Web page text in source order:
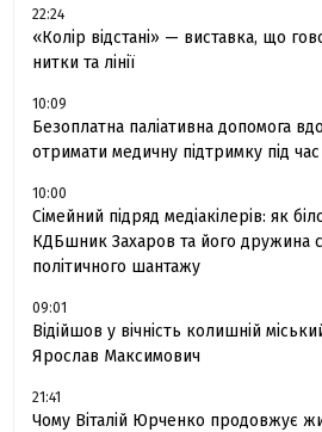
22:24
«Колір відстані» — виставка, що
нитки та лінії
10:09
Безоплатна паліативна допомога
отримати медичну підтримку під
10:00
Сімейний підряд медіакілерів: як
КДБшник Захаров та його дружина
політичного шантажу
09:01
Відійшов у вічність колишній
Ярослав Максимович
21:41
Чому Віталій Юрченко продовжує